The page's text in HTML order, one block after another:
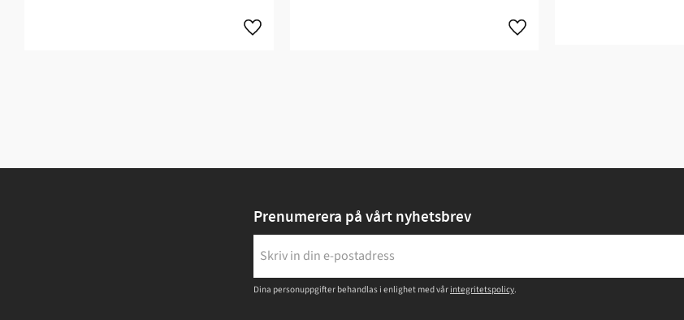
Prenumerera på vårt nyhetsbrev
Dina personuppgifter behandlas i enlighet med vår integritetspolicy.